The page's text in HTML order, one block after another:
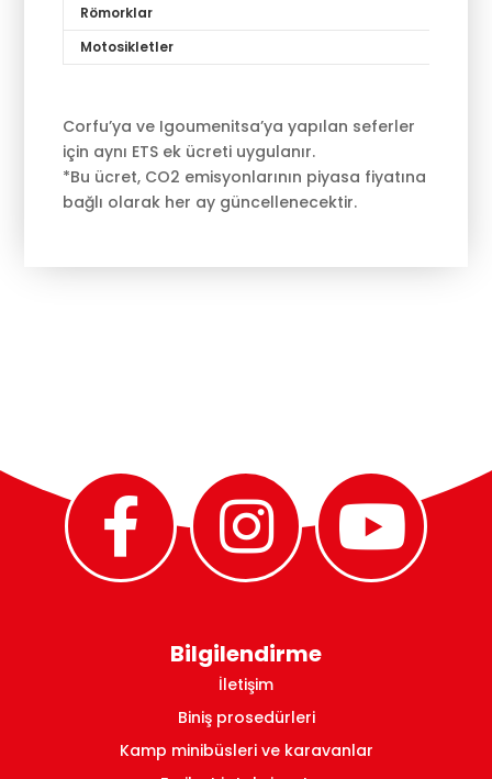
Römorklar
Motosikletler
Corfu’ya ve Igoumenitsa’ya yapılan seferler
için aynı ETS ek ücreti uygulanır.
*Bu ücret, CO2 emisyonlarının piyasa fiyatına
bağlı olarak her ay güncellenecektir.
Bilgilendirme
İletişim
Biniş prosedürleri
Kamp minibüsleri ve karavanlar